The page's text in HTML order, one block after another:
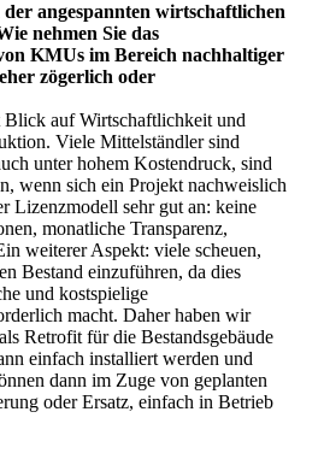
angespannten wirtschaftlichen
nehmen Sie das
KMUs im Bereich nachhaltiger
zögerlich oder
auf Wirtschaftlichkeit und
Viele Mittelständler sind
unter hohem Kostendruck, sind
wenn sich ein Projekt nachweislich
Lizenzmodell sehr gut an: keine
monatliche Transparenz,
weiterer Aspekt: viele scheuen,
Bestand einzuführen, da dies
und kostspielige
macht. Daher haben wir
Retrofit für die Bestandsgebäude
einfach installiert werden und
dann im Zuge von geplanten
oder Ersatz, einfach in Betrieb